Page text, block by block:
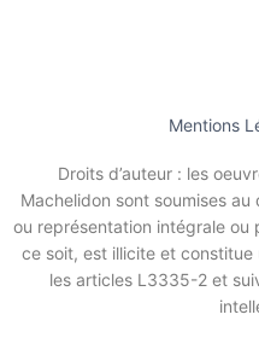
Mentions
Droits d’auteur : les
Machelidon sont soumises
ou représentation intégrale
ce soit, est illicite et
les articles L3335-2 et